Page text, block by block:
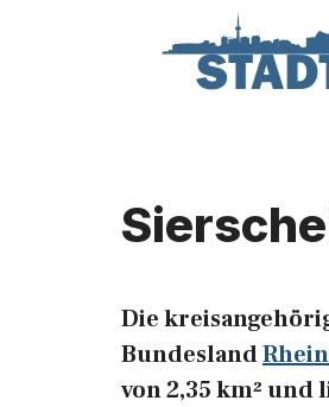
Die
Bundesland
von 2,35 km²